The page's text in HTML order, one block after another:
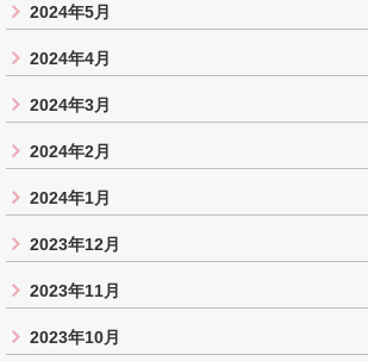
2024年5月
2024年4月
2024年3月
2024年2月
2024年1月
2023年12月
2023年11月
2023年10月